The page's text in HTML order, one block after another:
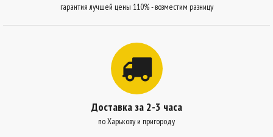
гарантия лучшей цены 110% - возместим разницу
Доставка за 2-3 часа
по Харькову и пригороду